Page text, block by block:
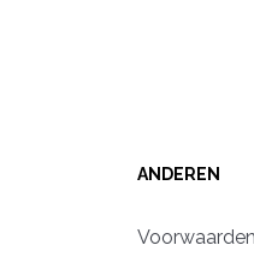
ANDEREN
Voorwaarden